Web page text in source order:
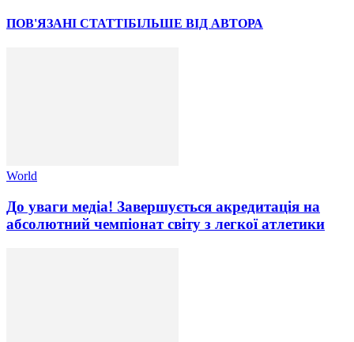
ПОВ'ЯЗАНІ СТАТТІБІЛЬШЕ ВІД АВТОРА
World
До уваги медіа! Завершується акредитація на
абсолютний чемпіонат світу з легкої атлетики